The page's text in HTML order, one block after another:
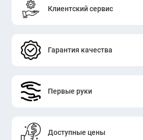
Клиентский сервис
Гарантия качества
Первые руки
Доступные цены